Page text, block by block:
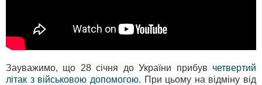
Зауважимо, що 28 січня до України прибув четвертий
літак з військовою допомогою. При цьому на відміну від